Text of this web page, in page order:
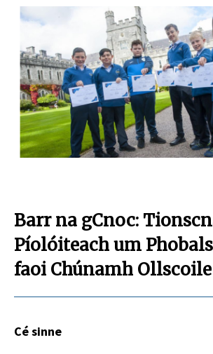
Barr na gCnoc:
Píolóiteach um
faoi Chúnamh Ollscoile
Cé sinne